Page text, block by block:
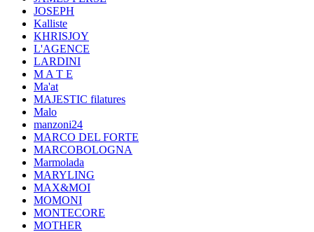
JOSEPH
Kalliste
KHRISJOY
L'AGENCE
LARDINI
M A T E
Ma'at
MAJESTIC filatures
Malo
manzoni24
MARCO DEL FORTE
MARCOBOLOGNA
Marmolada
MARYLING
MAX&MOI
MOMONI
MONTECORE
MOTHER